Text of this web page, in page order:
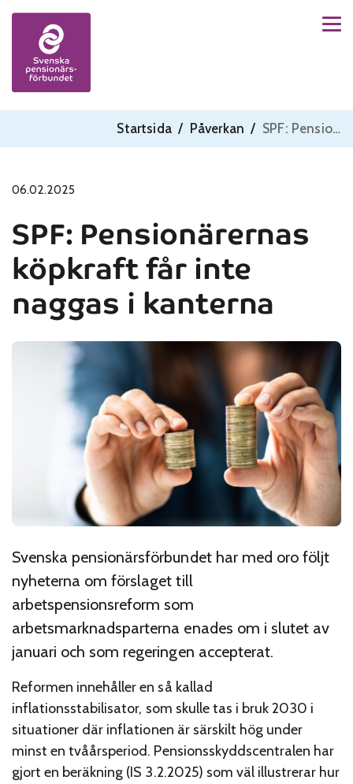
Skip to content
Startsida / Påverkan / SPF: Pensionärernas köpkraft får inte naggas i kanterna
06.02.2025
SPF: Pensionärernas
köpkraft får inte
naggas i kanterna
Svenska pensionärsförbundet har med oro följt
nyheterna om förslaget till
arbetspensionsreform som
arbetsmarknadsparterna enades om i slutet av
januari och som regeringen accepterat.
Reformen innehåller en så kallad
inflationsstabilisator, som skulle tas i bruk 2030 i
situationer där inflationen är särskilt hög under
minst en tvåårsperiod. Pensionsskyddscentralen har
gjort en beräkning (IS 3.2.2025) som väl illustrerar hur